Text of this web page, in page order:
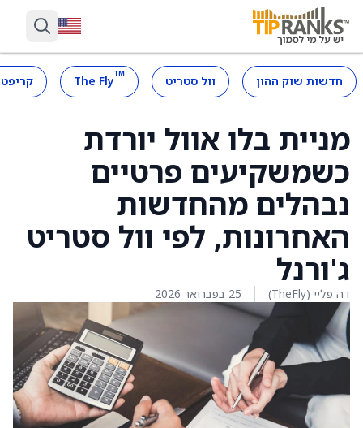
חדשות שוק ההון וול סטריט ™
The Fly
מניית בלו אוול יורדת
כשמשקיעים פרטיים
נבהלים מהחדשות
האחרונות, לפי וול סטריט
ג'ורנל
דה פליי (TheFly) 25 בפברואר 2026